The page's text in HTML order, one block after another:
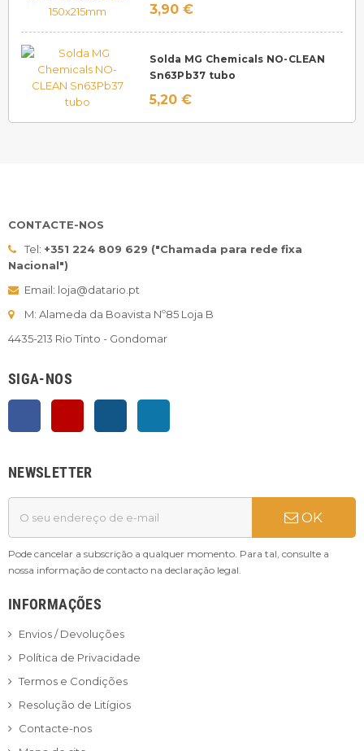
3,90 €
Solda MG Chemicals NO-CLEAN
Sn63Pb37 tubo
5,20 €
CONTACTE-NOS
Tel: +351 224 809 629 ("Chamada para rede fixa
Nacional")
Email: loja@datario.pt
M: Alameda da Boavista Nº85 Loja B
4435-213 Rio Tinto - Gondomar
SIGA-NOS
FacebookYouTube Instagram
NEWSLETTER
OK
Pode cancelar a subscrição a qualquer momento. Para tal, consulte a
nossa informação de contacto na declaração legal.
INFORMAÇÕES
Envios / Devoluções
Política de Privacidade
Termos e Condições
Resolução de Litígios
Contacte-nos